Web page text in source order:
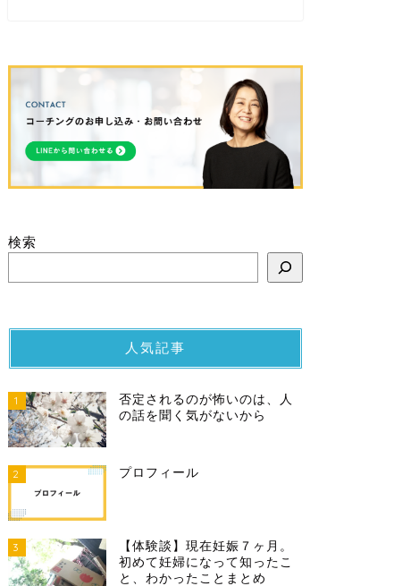
検索
人気記事
1
否定されるのが怖いのは、人
の話を聞く気がないから
2 プロフィール
3
【体験談】現在妊娠７ヶ月。
初めて妊婦になって知ったこ
と、わかったことまとめ